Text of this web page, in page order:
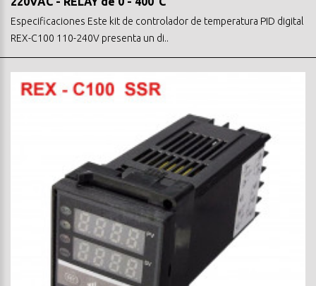
Especificaciones Este kit de controlador de temperatura PID digital
REX-C100 110-240V presenta un di..